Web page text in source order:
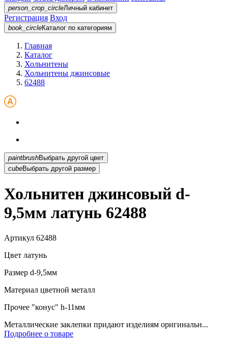
person_crop_circleЛичный кабинет
Регистрация Вход
book_circleКаталог по категориям
Главная
Каталог
Хольнитены
Хольнитены джинсовые
62488
paintbrush
Выбрать другой цвет
cubeВыбрать другой размер
Хольнитен джинсовый d-
9,5мм латунь 62488
Артикул 62488
Цвет латунь
Размер d-9,5мм
Материал цветной металл
Прочее "конус" h-11мм
Металлические заклепки придают изделиям оригинальн...
Подробнее о товаре